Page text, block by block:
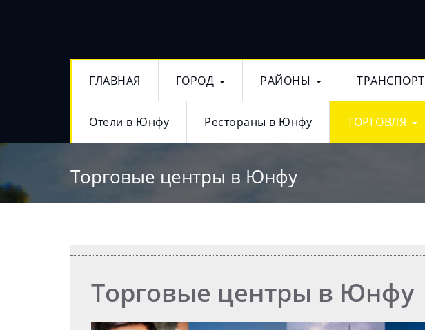
ГЛАВНАЯ ГОРОД РАЙОНЫ ТРАНСПОРТ
Отели в Юнфу Рестораны в Юнфу ТОРГОВЛЯ
Торговые центры в Юнфу
Торговые центры в Юнфу